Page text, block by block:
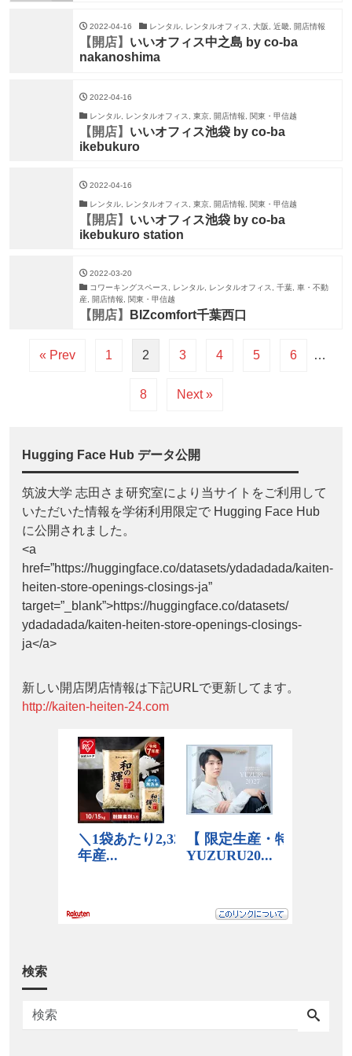
2022-04-16 レンタル, レンタルオフィス, 大阪, 近畿, 開店情報
【開店】 いいオフィス中之島 by co-ba
nakanoshima
2022-04-16
レンタル, レンタルオフィス, 東京, 開店情報, 関東・甲信越
【開店】 いいオフィス池袋 by co-ba
ikebukuro
2022-04-16
レンタル, レンタルオフィス, 東京, 開店情報, 関東・甲信越
【開店】 いいオフィス池袋 by co-ba
ikebukuro station
2022-03-20
コワーキングスペース, レンタル, レンタルオフィス, 千葉, 車・不動
産, 開店情報, 関東・甲信越
【開店】 BIZcomfort千葉西口
« Prev 1 2 3 4 5 6 …
8 Next »
Hugging Face Hub データ公開
筑波大学 志田さま研究室により当サイトをご利用して
いただいた情報を学術利用限定で Hugging Face Hub
に公開されました。
<a
href=”https://huggingface.co/datasets/ydadadada/kaiten-
heiten-store-openings-closings-ja”
target=”_blank”>https://huggingface.co/datasets/
ydadadada/kaiten-heiten-store-openings-closings-
ja</a>
新しい開店閉店情報は下記URLで更新してます。
http://kaiten-heiten-24.com
検索